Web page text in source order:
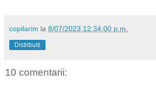
copilarim la 8/07/2023 12:34:00 p.m.
Distribuiți
10 comentarii: